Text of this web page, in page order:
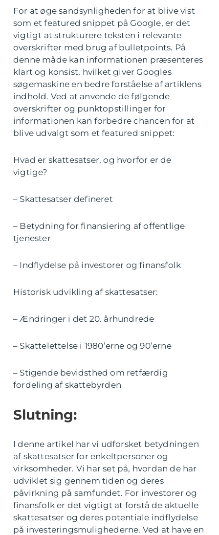
For at øge sandsynligheden for at blive vist
som et featured snippet på Google, er det
vigtigt at strukturere teksten i relevante
overskrifter med brug af bulletpoints. På
denne måde kan informationen præsenteres
klart og konsist, hvilket giver Googles
søgemaskine en bedre forståelse af artiklens
indhold. Ved at anvende de følgende
overskrifter og punktopstillinger for
informationen kan forbedre chancen for at
blive udvalgt som et featured snippet:
Hvad er skattesatser, og hvorfor er de
vigtige?
– Skattesatser defineret
– Betydning for finansiering af offentlige
tjenester
– Indflydelse på investorer og finansfolk
Historisk udvikling af skattesatser:
– Ændringer i det 20. århundrede
– Skattelettelse i 1980’erne og 90’erne
– Stigende bevidsthed om retfærdig
fordeling af skattebyrden
Slutning:
I denne artikel har vi udforsket betydningen
af skattesatser for enkeltpersoner og
virksomheder. Vi har set på, hvordan de har
udviklet sig gennem tiden og deres
påvirkning på samfundet. For investorer og
finansfolk er det vigtigt at forstå de aktuelle
skattesatser og deres potentiale indflydelse
på investeringsmulighederne. Ved at have en